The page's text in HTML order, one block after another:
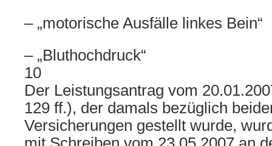
– „motorische Ausfälle linkes Bein“
– „Bluthochdruck“
10
Der Leistungsantrag vom
129 ff.), der damals bezüglich
Versicherungen gestellt wurde,